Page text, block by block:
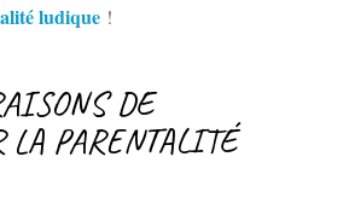
ludique !
DE
LA PARENTALITÉ